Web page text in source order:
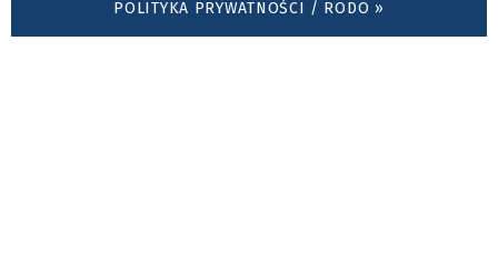
POLITYKA PRYWATNOŚCI / RODO »